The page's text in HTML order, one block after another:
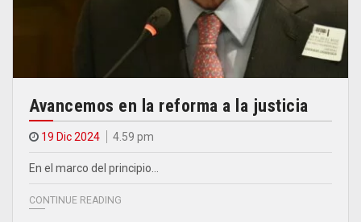
Avancemos en la reforma a la justicia
19 Dic 2024 4.59 pm
En el marco del principio…
CONTINUE READING